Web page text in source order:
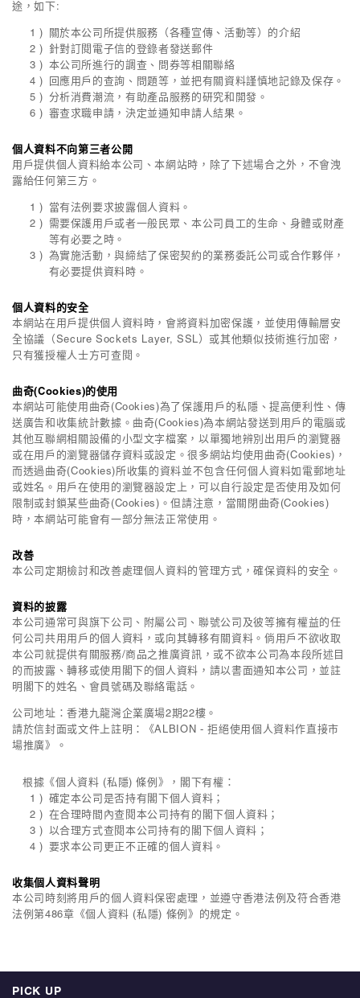
途，如下:
關於本公司所提供服務（各種宣傳、活動等）的介紹
針對訂閱電子信的登錄者發送郵件
本公司所進行的調查、問券等相關聯絡
回應用戶的查詢、問題等，並把有關資料謹慎地記錄及保存。
分析消費潮流，有助產品服務的研究和開發。
審查求職申請，決定並通知申請人結果。
個人資料不向第三者公開
用戶提供個人資料給本公司、本網站時，除了下述場合之外，不會洩
露給任何第三方。
當有法例要求披露個人資料。
需要保護用戶或者一般民眾、本公司員工的生命、身體或財產
等有必要之時。
為實施活動，與締結了保密契約的業務委託公司或合作夥伴，
有必要提供資料時。
個人資料的安全
本網站在用戶提供個人資料時，會將資料加密保護，並使用傳輸層安
全協議（Secure Sockets Layer, SSL）或其他類似技術進行加密，
只有獲授權人士方可查閱。
曲奇(Cookies)的使用
本網站可能使用曲奇(Cookies)為了保護用戶的私隱、提高便利性、傳
送廣告和收集統計數據。曲奇(Cookies)為本網站發送到用戶的電腦或
其他互聯網相關設備的小型文字檔案，以單獨地辨別出用戶的瀏覽器
或在用戶的瀏覽器儲存資料或設定。很多網站均使用曲奇(Cookies)，
而透過曲奇(Cookies)所收集的資料並不包含任何個人資料如電郵地址
或姓名。用戶在使用的瀏覽器設定上，可以自行設定是否使用及如何
限制或封鎖某些曲奇(Cookies)。但請注意，當關閉曲奇(Cookies)
時，本網站可能會有一部分無法正常使用。
改善
本公司定期檢討和改善處理個人資料的管理方式，確保資料的安全。
資料的披露
本公司通常可與旗下公司、附屬公司、聯號公司及彼等擁有權益的任
何公司共用用戶的個人資料，或向其轉移有關資料。倘用戶不欲收取
本公司就提供有關服務/商品之推廣資訊，或不欲本公司為本段所述目
的而披露、轉移或使用閣下的個人資料，請以書面通知本公司，並註
明閣下的姓名、會員號碼及聯絡電話。
公司地址：香港九龍灣企業廣場2期22樓。
請於信封面或文件上註明：《ALBION - 拒絕使用個人資料作直接市
場推廣》。
根據《個人資料 (私隱) 條例》，閣下有權：
確定本公司是否持有閣下個人資料；
在合理時間內查閱本公司持有的閣下個人資料；
以合理方式查閱本公司持有的閣下個人資料；
要求本公司更正不正確的個人資料。
收集個人資料聲明
本公司時刻將用戶的個人資料保密處理，並遵守香港法例及符合香港
法例第486章《個人資料 (私隱) 條例》的規定。
PICK UP